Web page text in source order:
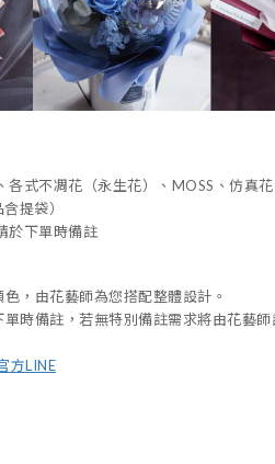
式不凋花（永生花）、MOSS、仿真
提袋）
於下單時備註
，由花藝師為您搭配整體設計。
時備註，若無特別備註需求將由花藝師
方LINE